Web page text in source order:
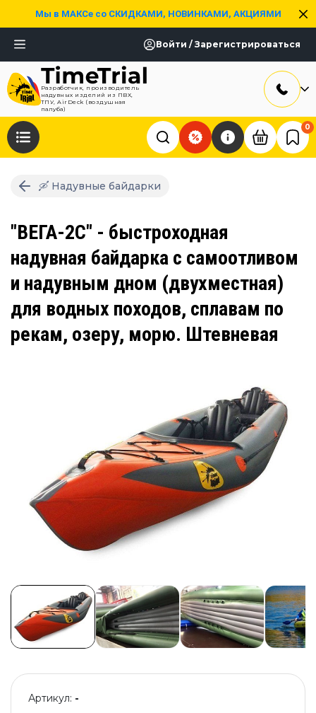
Мы в МАКСе со СКИДКАМИ, НОВИНКАМИ, АКЦИЯМИ
Войти / Зарегистрироваться
Разработчик, производитель
надувных изделий из ПВХ,
ТПУ, AirDeck (воздушная
палуба)
0
🛶 Надувные байдарки
"ВЕГА-2С" - быстроходная
надувная байдарка с самоотливом
и надувным дном (двухместная)
для водных походов, сплавам по
рекам, озеру, морю. Штевневая
Артикул: -